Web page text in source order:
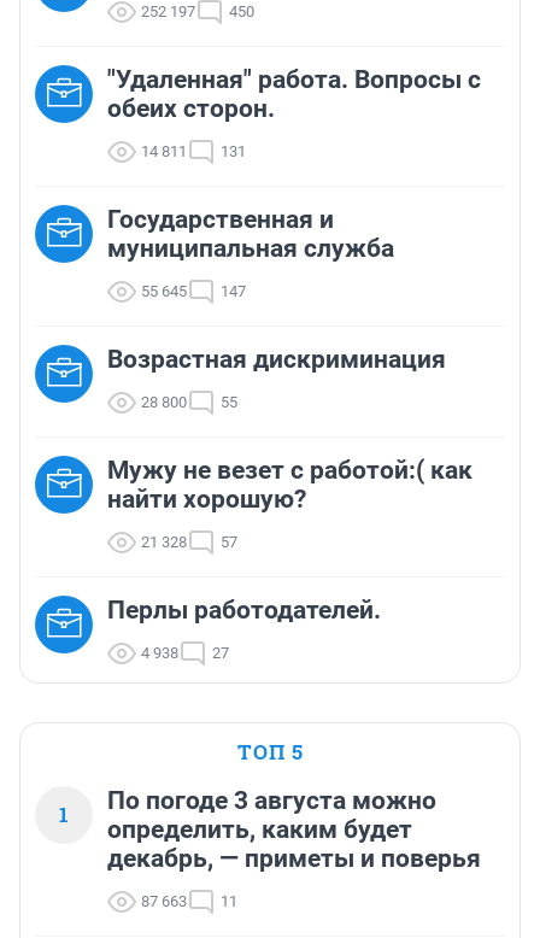
252 197 450
"Удаленная" работа. Вопросы с
обеих сторон.
14 811 131
Государственная и
муниципальная служба
55 645 147
Возрастная дискриминация
28 800 55
Мужу не везет с работой:( как
найти хорошую?
21 328 57
Перлы работодателей.
4 938 27
ТОП 5
1
По погоде 3 августа можно
определить, каким будет
декабрь, — приметы и поверья
87 663 11